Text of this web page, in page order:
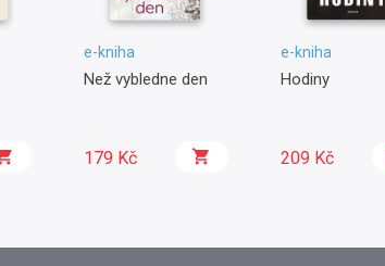
e-kniha
Než vybledne den
179 Kč
e-kniha
Hodiny
209 Kč